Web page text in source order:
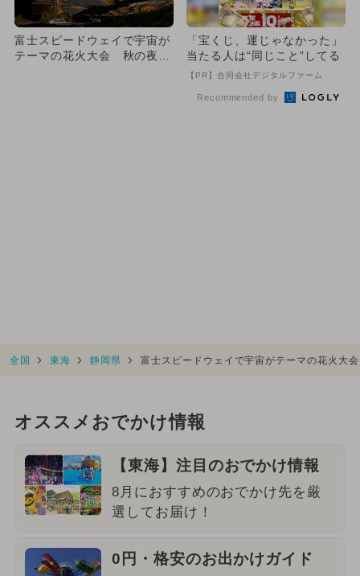
富士スピードウェイで宇宙が
テーマの花火大会 秋の夜空
「宝くじ、運じゃなかった」
当たる人は“同じこと”してる
【PR】合同会社デジタルファーム
Recommended by
全国 東海 静岡県 富士スピードウェイで宇宙がテーマの花火大
オススメおでかけ情報
【東海】注目のおでかけ情報
8月におすすめのおでかけ先を厳
選してお届け！
0円・格安のお出かけガイド